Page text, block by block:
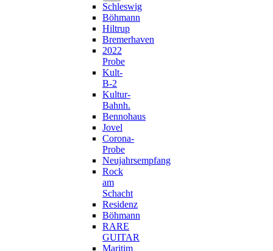
Schleswig
Böhmann
Hiltrup
Bremerhaven
2022
Probe
Kult-
B-2
Kultur-
Bahnh.
Bennohaus
Jovel
Corona-
Probe
Neujahrsempfang
Rock
am
Schacht
Residenz
Böhmann
RARE
GUITAR
Maritim